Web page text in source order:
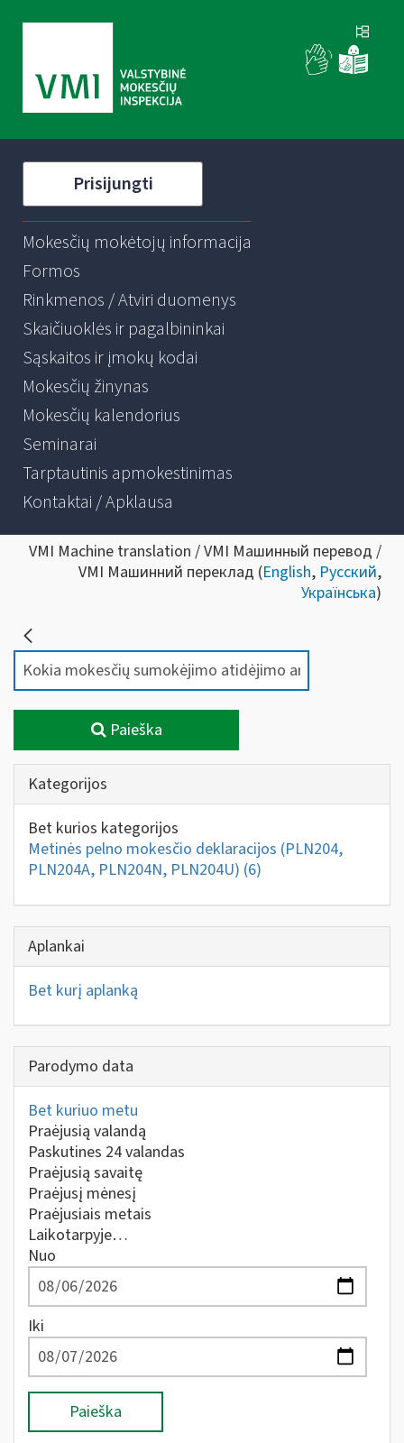
Prisijungti
Mokesčių mokėtojų informacija
Formos
Rinkmenos / Atviri duomenys
Skaičiuoklės ir pagalbininkai
Sąskaitos ir įmokų kodai
Mokesčių žinynas
Mokesčių kalendorius
Seminarai
Tarptautinis apmokestinimas
Kontaktai / Apklausa
VMI Machine translation / VMI Машинный перевод /
VMI Машинний переклад (English, Русский,
Українська)
Paieška
Kategorijos
Bet kurios kategorijos
Metinės pelno mokesčio deklaracijos (PLN204,
PLN204A, PLN204N, PLN204U) (6)
Aplankai
Bet kurį aplanką
Parodymo data
Bet kuriuo metu
Praėjusią valandą
Paskutines 24 valandas
Praėjusią savaitę
Praėjusį mėnesį
Praėjusiais metais
Laikotarpyje…
Nuo
Iki
Paieška